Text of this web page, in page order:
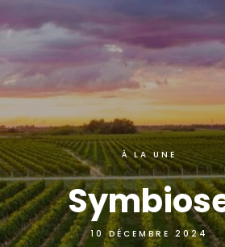
À LA UNE
10 DÉCEMBRE 2024